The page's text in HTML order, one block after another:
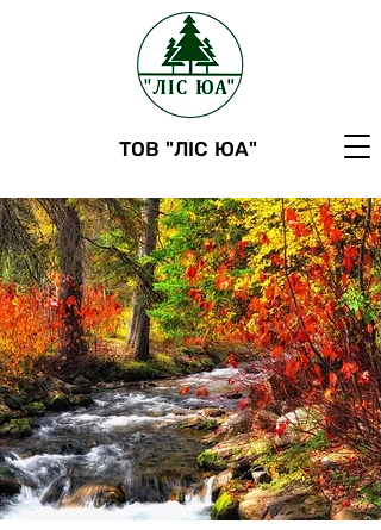
ТОВ "ЛІС ЮА"